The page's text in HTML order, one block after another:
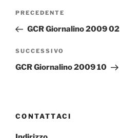
Navigazione
Articolo
precedente:
PRECEDENTE
GCR Giornalino 2009 02
Articolo
successivo
SUCCESSIVO
GCR Giornalino 2009 10
CONTATTACI